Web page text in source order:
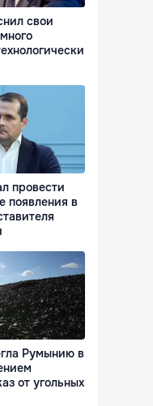
свои
провести
появления в
Румынию в
от угольных